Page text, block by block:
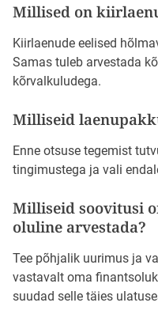
Millised on
Kiirlaenude eelised
Samas tuleb arvestada
kõrvalkuludega.
Milliseid
Enne otsuse tegemist
tingimustega ja vali
Milliseid soovitusi
oluline arvestada?
Tee põhjalik uurimus ja
vastavalt oma
suudad selle täies